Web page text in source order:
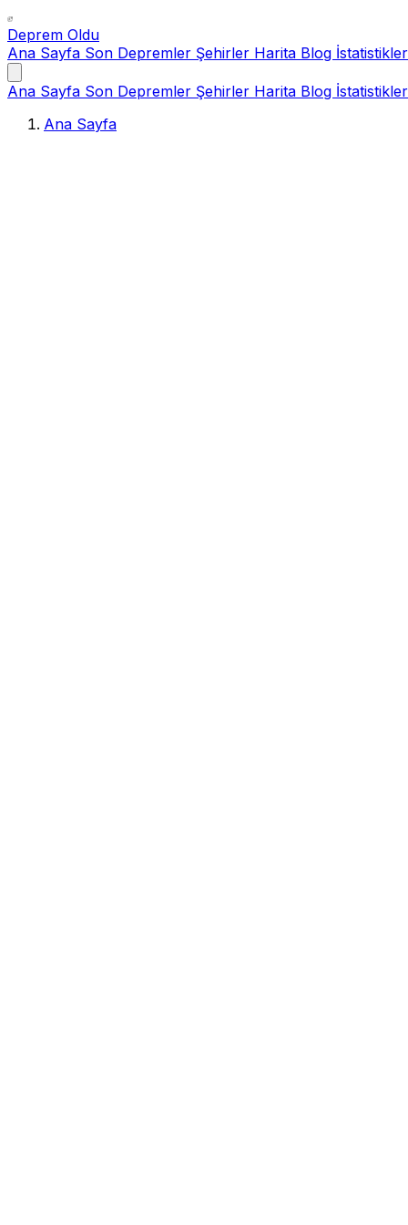
Deprem Oldu
Ana Sayfa Son Depremler Şehirler Harita Blog İstatistikler
Ana Sayfa Son Depremler Şehirler Harita Blog İstatistikler
Ana Sayfa